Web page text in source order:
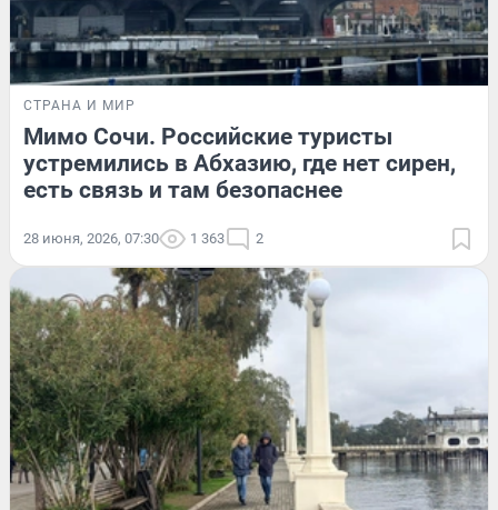
СТРАНА И МИР
Мимо Сочи. Российские туристы
устремились в Абхазию, где нет сирен,
есть связь и там безопаснее
28 июня, 2026, 07:30 1 363 2